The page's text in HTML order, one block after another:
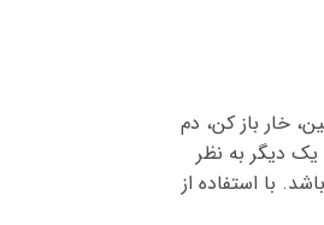
خار باز کن، دم
دیگر به نظر
با استفاده از